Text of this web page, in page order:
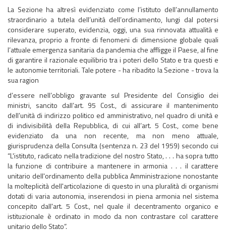
La Sezione ha altresì evidenziato come l’istituto dell’annullamento
straordinario a tutela dell’unità dell’ordinamento, lungi dal potersi
considerare superato, evidenzia, oggi, una sua rinnovata attualità e
rilevanza, proprio a fronte di fenomeni di dimensione globale quali
l’attuale emergenza sanitaria da pandemia che affligge il Paese, al fine
di garantire il razionale equilibrio tra i poteri dello Stato e tra questi e
le autonomie territoriali. Tale potere - ha ribadito la Sezione - trova la
sua ragion
d’essere nell’obbligo gravante sul Presidente del Consiglio dei
ministri, sancito dall’art. 95 Cost., di assicurare il mantenimento
dell’unità di indirizzo politico ed amministrativo, nel quadro di unità e
di indivisibilità della Repubblica, di cui all’art. 5 Cost., come bene
evidenziato da una non recente, ma non meno attuale,
giurisprudenza della Consulta (sentenza n. 23 del 1959) secondo cui
“L'istituto, radicato nella tradizione del nostro Stato, . . . ha sopra tutto
la funzione di contribuire a mantenere in armonia . . . il carattere
unitario dell'ordinamento della pubblica Amministrazione nonostante
la molteplicità dell'articolazione di questo in una pluralità di organismi
dotati di varia autonomia, inserendosi in piena armonia nel sistema
concepito dall'art. 5 Cost., nel quale il decentramento organico e
istituzionale è ordinato in modo da non contrastare col carattere
unitario dello Stato”.